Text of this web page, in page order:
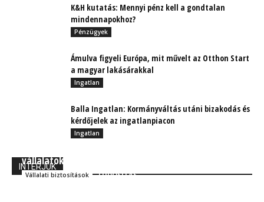
K&H kutatás: Mennyi pénz kell a gondtalan
mindennapokhoz?
Pénzügyek
Ámulva figyeli Európa, mit művelt az Otthon Start
a magyar lakásárakkal
Ingatlan
Balla Ingatlan: Kormányváltás utáni bizakodás és
kérdőjelek az ingatlanpiacon
Ingatlan
INTERJÚK
vállalatoké a jövő!
Vállalati biztosítások TUDÓSÍTÁS